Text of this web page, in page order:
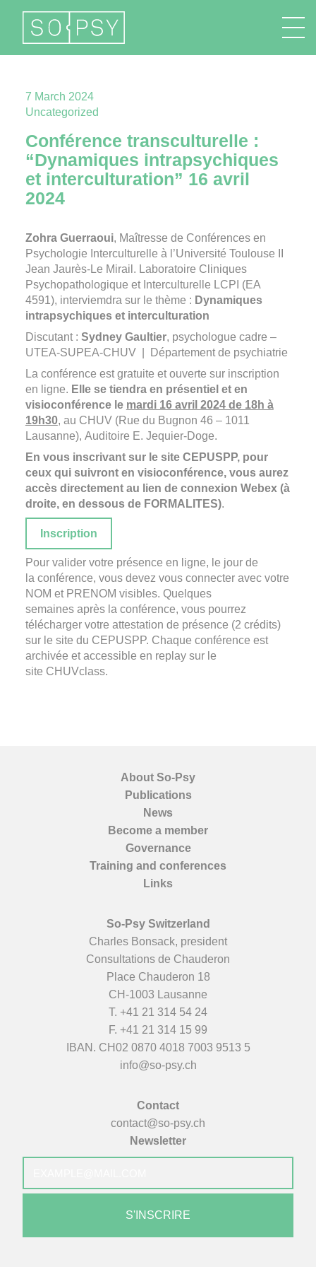
FR EN IT
7 March 2024
Uncategorized
Conférence transculturelle :
“Dynamiques intrapsychiques
et interculturation” 16 avril
2024
Zohra Guerraoui, Maîtresse de Conférences en
Psychologie Interculturelle à l’Université Toulouse II
Jean Jaurès-Le Mirail. Laboratoire Cliniques
Psychopathologique et Interculturelle LCPI (EA
4591), interviemdra sur le thème : Dynamiques
intrapsychiques et interculturation
Discutant : Sydney Gaultier, psychologue cadre –
UTEA-SUPEA-CHUV | Département de psychiatrie
La conférence est gratuite et ouverte sur inscription
en ligne. Elle se tiendra en présentiel et en
visioconférence le mardi 16 avril 2024 de 18h à
19h30, au CHUV (Rue du Bugnon 46 – 1011
Lausanne), Auditoire E. Jequier-Doge.
En vous inscrivant sur le site CEPUSPP, pour
ceux qui suivront en visioconférence, vous aurez
accès directement au lien de connexion Webex (à
droite, en dessous de FORMALITES).
Inscription
Pour valider votre présence en ligne, le jour de
la conférence, vous devez vous connecter avec votre
NOM et PRENOM visibles. Quelques
semaines après la conférence, vous pourrez
télécharger votre attestation de présence (2 crédits)
sur le site du CEPUSPP. Chaque conférence est
archivée et accessible en replay sur le
site CHUVclass.
About So-Psy
Publications
News
Become a member
Governance
Training and conferences
Links
So-Psy Switzerland
Charles Bonsack, president
Consultations de Chauderon
Place Chauderon 18
CH-1003 Lausanne
T. +41 21 314 54 24
F. +41 21 314 15 99
IBAN. CH02 0870 4018 7003 9513 5
info@so-psy.ch
Contact
contact@so-psy.ch
Newsletter
*